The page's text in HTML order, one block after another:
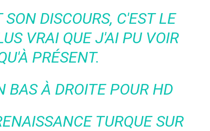
DISCOURS, C'EST LE
VRAI QUE J'AI PU VOIR
PRÉSENT.
BAS À DROITE POUR HD
TURQUESUR